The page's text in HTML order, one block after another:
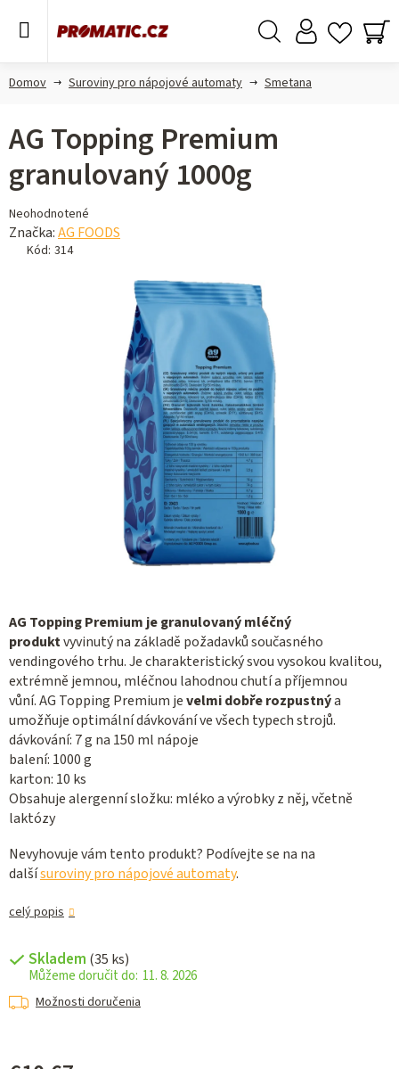
Domov Suroviny pro nápojové automaty Smetana
AG Topping Premium je granulovaný mléčný
produktvyvinutý na základě požadavků současného
vendingového trhu. Je charakteristický svou vysokou kvalitou,
extrémně jemnou, mléčnou lahodnou chutí a příjemnou
vůní. AG Topping Premium jevelmi dobře rozpustnýa
umožňuje optimální dávkování ve všech typech strojů.
dávkování: 7 g na 150 ml nápoje
balení: 1000 g
karton: 10 ks
Obsahuje alergenní složku: mléko a výrobky z něj, včetně
laktózy
Nevyhovuje vám tento produkt? Podívejte se na na
dalšísuroviny pro nápojové automaty.
celý popis
Skladem (35 ks)
11. 8. 2026
Možnosti doručenia
AG Topping Premium
granulovaný 1000g
Priemerné
hodnotenie
produktu
Neohodnotené
Značka:AG FOODS
Kód: 314